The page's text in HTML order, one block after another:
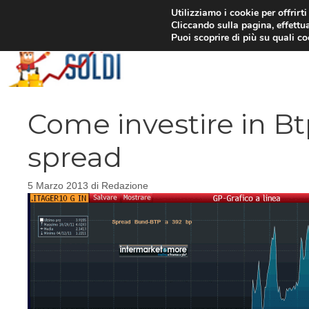
Come investire in
spread
5 Marzo 2013 di Redazione
Utilizziamo i cookie per
Cliccando sulla pagina,
Puoi scoprire di più su quali